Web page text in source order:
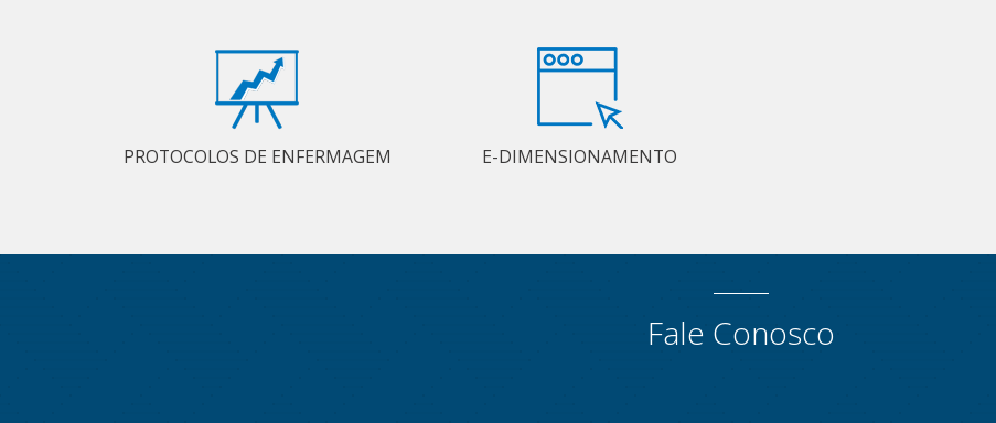
PROTOCOLOS DE ENFERMAGEM E-DIMENSIONAMENTO
Fale Conosco